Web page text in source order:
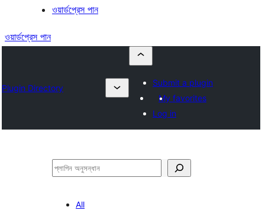
ওয়ার্ডপ্রেস পান
ওয়ার্ডপ্রেস পান
Plugin Directory
Submit a plugin
My favorites
Log in
অনুসন্ধান
All